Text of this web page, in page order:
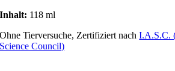
Inhalt: 118 ml
Ohne Tierversuche, Zertifiziert nachI.A.S.C.
Science Council)